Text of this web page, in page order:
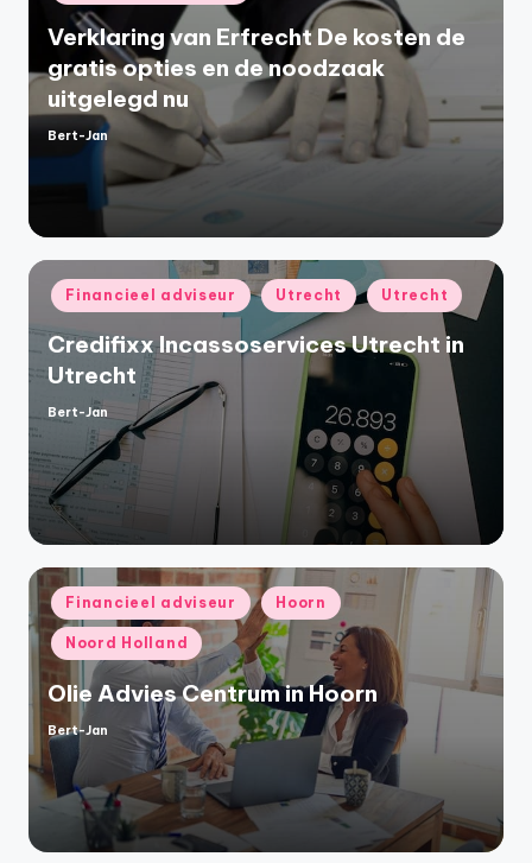
in
Verklaring van Erfrecht De kosten de
gratis opties en de noodzaak
uitgelegd nu
Geplaatst
door
Bert-Jan
Geplaatst
in
Financieel adviseur Utrecht Utrecht
Credifixx Incassoservices Utrecht in
Utrecht
Geplaatst
Bert-Jan
Geplaatst
in
Financieel adviseur Hoorn
Noord Holland
Olie Advies Centrum in Hoorn
Geplaatst
door
Bert-Jan